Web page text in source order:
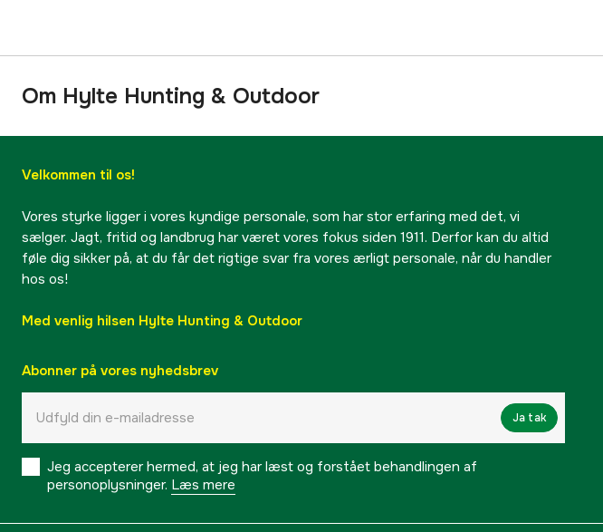
Om Hylte Hunting & Outdoor
Velkommen til os!
Vores styrke ligger i vores kyndige personale, som har stor erfaring med det, vi
sælger. Jagt, fritid og landbrug har været vores fokus siden 1911. Derfor kan du altid
føle dig sikker på, at du får det rigtige svar fra vores ærligt personale, når du handler
hos os!
Med venlig hilsen Hylte Hunting & Outdoor
Abonner på vores nyhedsbrev
Ja tak
Jeg accepterer hermed, at jeg har læst og forstået behandlingen af ​​
personoplysninger. Læs mere